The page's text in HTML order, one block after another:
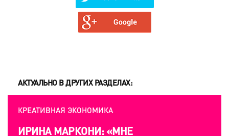
АКТУАЛЬНО В ДРУГИХ РАЗДЕЛАХ:
КРЕАТИВНАЯ ЭКОНОМИКА
ИРИНА МАРКОНИ: «МНЕ